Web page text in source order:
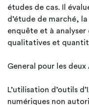
études de cas. Il
d’étude de marché,
enquête et à
qualitatives et
General pour les deux
L’utilisation d’outils
numériques non